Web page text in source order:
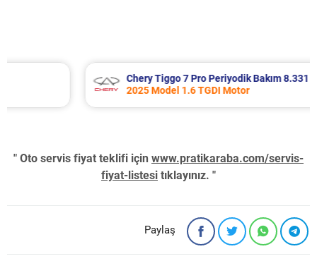
Chery Tiggo 7 Pro Periyodik Bakım 8.331 TL
2025 Model 1.6 TGDI Motor
" Oto servis fiyat teklifi için www.pratikaraba.com/servis-
fiyat-listesi tıklayınız. "
Paylaş